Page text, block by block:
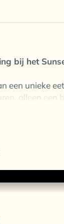
bij het
een unieke
alleen een
een mix van